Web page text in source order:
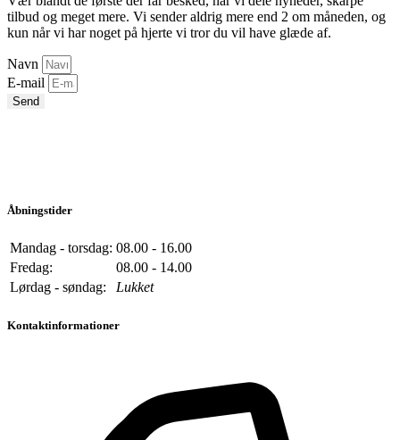
tilbud og meget mere. Vi sender aldrig mere end 2 om måneden, og
kun når vi har noget på hjerte vi tror du vil have glæde af.
Navn
E-mail
Send
Åbningstider
Mandag - torsdag: 08.00 - 16.00
Fredag:
08.00 - 14.00
Lørdag - søndag:
Lukket
Kontaktinformationer